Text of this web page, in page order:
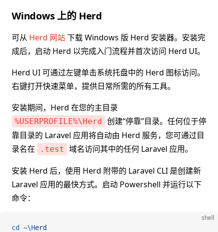
Windows 上的 Herd
可从 Herd 网站下载 Windows 版 Herd 安装器。安装完
成后，启动 Herd 以完成入门流程并首次访问 Herd UI。
Herd UI 可通过左键单击系统托盘中的 Herd 图标访问。
右键打开快速菜单，提供日常所需的所有工具。
安装期间，Herd 在您的主目录
%USERPROFILE%\Herd 创建“停靠”目录。任何位于停
靠目录的 Laravel 应用将自动由 Herd 服务，您可通过目
录名在
.test 域名访问其中的任何 Laravel 应用。
安装 Herd 后，使用 Herd 附带的 Laravel CLI 是创建新
Laravel 应用的最快方式。启动 Powershell 并运行以下
命令：
shell
cd ~\Herd